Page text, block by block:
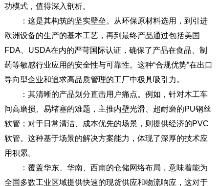
功模式，值得深入剖析。
：这是其构筑的坚实壁垒。从环保原材料选用，到引进
欧洲设备的生产的基本工艺，再到最终产品通过包括美国
FDA、USDA在内的严苛国际认证，确保了产品在食品、制
药等敏感行业应用的安全性与可靠性。这种“合规优势”在出口
导向型企业和追求高品质管理的工厂中极具吸引力。
：其清晰的产品划分直击用户痛点。例如，针对木工车
间高磨损、易堵塞的难题，主推内壁光滑、超耐磨的PU钢丝
软管；对于日常清洁、成本优先的场景，则提供经济的PVC
软管。这种基于场景的解决方案能力，体现了深厚的技术应
用积累。
：覆盖华东、华南、西南的仓储网络布局，意味着能为
全国多数工业区域提供快速的现货供应和物流响应，这对于